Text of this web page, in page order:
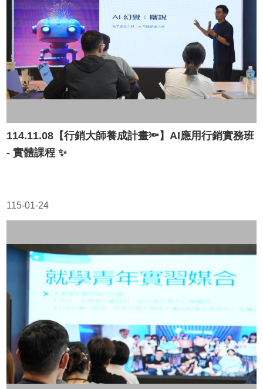
114.11.08【行銷大師養成計畫🔦】AI應用行銷實務班
- 實體課程 ✨
115-01-24